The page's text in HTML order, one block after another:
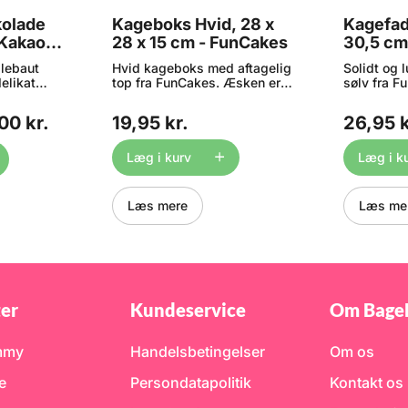
5
kakao
og de
af
til at
-
kr.
Kageboks Hvid, 28 x
28 x 15 cm - FunCakes
Hvid kageboks med aftagelig
top fra FunCakes. Æsken er i
dine kager. Mål: 28 x 28 x 15
cm.
19,95 kr.
Læg i kurv
Læs mere
30,5
Solidt og
sølv fra
m.m.
med
anvendes
normal
cm, 1 cm
ikke.
26,95
Læg i
Læs
Kundeservice
Handelsbetingelser
Persondatapolitik
Om
Om os
Kontakt os